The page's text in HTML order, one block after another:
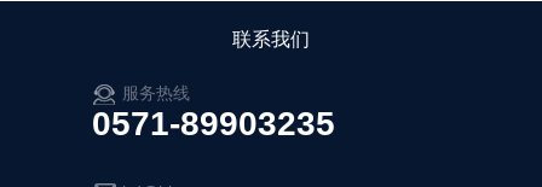
联系我们
服务热线
0571-89903235